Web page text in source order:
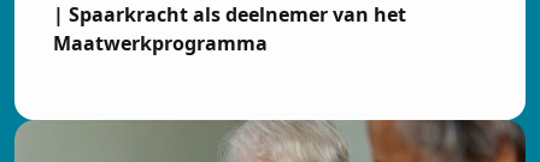
| Spaarkracht als deelnemer van het
Maatwerkprogramma